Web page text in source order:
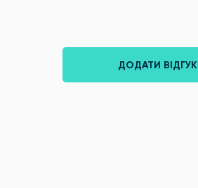
ДОДАТИ ВІДГУК